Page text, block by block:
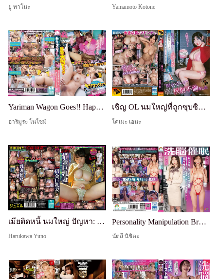
ยู ทาโนะ Yamamoto Kotone
Yariman Wagon Goes!! Happening A Go-Go!! การเดินทางแปลกประหลาดของโนโซมิ อาริมูระ และลิซ - แจ็คพอตติดต่อกันโดยไม่คาดคิด!? การเก็บคนที่มุมถนนกับชายหญิงที่ผสมปนเปกันในความใคร่ล่องเรือ!!
อาริมูระ โนโซมิ
เชิญ OL นมใหญ่ที่ถูกซุบซิบในบริษัท Ena Koume ไปเดทขับรถโดยอ้างเป็นการปรึกษางาน... ถูกความตื่นเต้นครอบงำ มุ่งหน้าไปยังโรงแรมเลิฟ และหลังจากอมควยด้วยนม เธอจุดประกายโหมดสลัตจำกัดหนึ่งวัน นำไปสู่การมีเซ็กส์นอกใจแตกในซ้ำๆ
โคเมะ เอนะ
เมียติดหนี้ นมใหญ่ ปัญหา: ริโกะ ฟูจิซากิ
Harukawa Yuno
Personality Manipulation Brainwashing Hypnosis 「Even If I'm Incompetent, I'm a Genius President Who Can Handle It」 ~The Arrogant Second-Generation Female President Is Turned Into a Grinning Meat Slave and Shipped Out by Her Errand Boy Employee Using a Hyp
นัตสึ นิชิดะ